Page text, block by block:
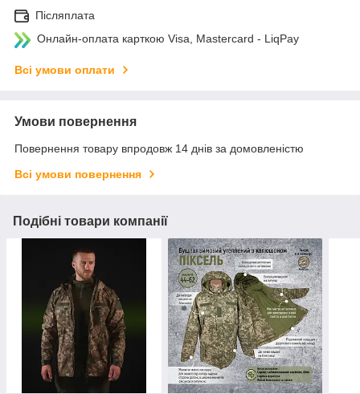
Післяплата
Онлайн-оплата карткою Visa, Mastercard - LiqPay
Всі умови оплати
Умови повернення
Повернення товару впродовж 14 днів за домовленістю
Всі умови повернення
Подібні товари компанії